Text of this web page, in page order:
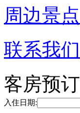
周边景点
联系我们
客房预订
入住日期: